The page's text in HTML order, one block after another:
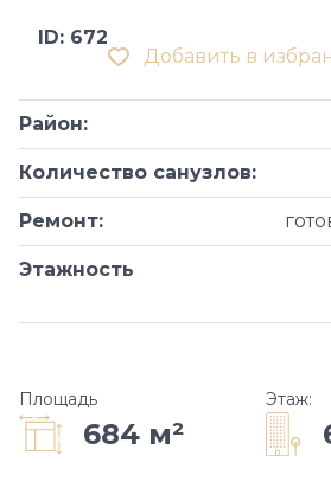
Добавить в
ID: 672
Район:
Количество санузлов:
Ремонт:
Этажность
Площадь
684 м²
Этаж: